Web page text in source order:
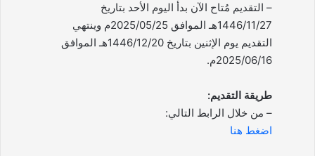
– التقديم مُتاح الآن بدأ اليوم الأحد بتاريخ
1446/11/27هـ الموافق 2025/05/25م وينتهي
التقديم يوم الإثنين بتاريخ 1446/12/20هـ الموافق
2025/06/16م.
طريقة التقديم:
– من خلال الرابط التالي:
اضغط هنا